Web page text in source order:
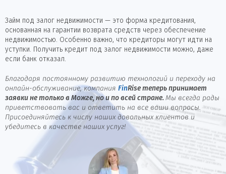
Займ под залог недвижимости — это форма кредитования,
основанная на гарантии возврата средств через обеспечение
недвижимостью. Особенно важно, что кредиторы могут идти на
уступки. Получить кредит под залог недвижимости можно, даже
если банк отказал.
Благодаря постоянному развитию технологий и переходу на
онлайн-обслуживание, компания FinRise теперь принимает
заявки не только в Можге, но и по всей стране. Мы всегда рады
приветствовать вас и ответить на все ваши вопросы.
Присоединяйтесь к числу наших довольных клиентов и
убедитесь в качестве наших услуг!